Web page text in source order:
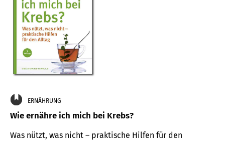
ERNÄHRUNG
Wie ernähre ich mich bei Krebs?
Was nützt, was nicht – praktische Hilfen für den